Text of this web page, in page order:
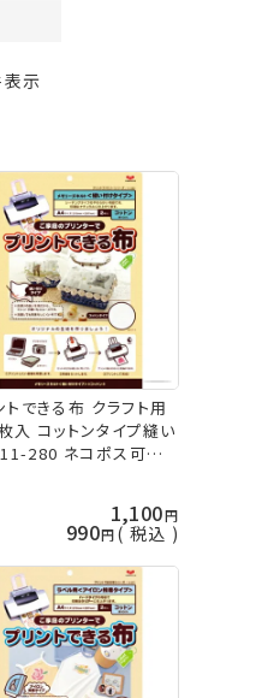
示
トできる布 クラフト用
入 コットンタイプ縫い
280 ネコポス可
手芸の山
1,100
990 税込